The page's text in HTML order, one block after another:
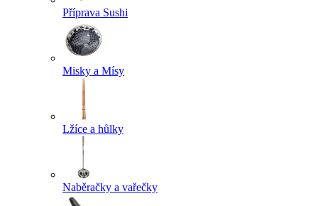
Příprava Sushi
Misky a Mísy
Lžíce a hůlky
Naběračky a vařečky